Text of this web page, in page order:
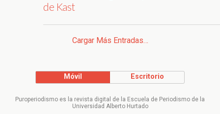
de Kast
Cargar Más Entradas…
Móvil Escritorio
Puroperiodismo es la revista digital de la Escuela de Periodismo de la
Universidad Alberto Hurtado